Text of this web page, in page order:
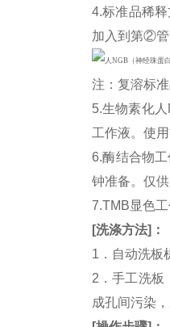
4.标准品稀
加入到第②
注：复溶标
5.生物素化
工作液。使
6.酶结合物
钟准备。仅
7.TMB显色
[洗涤方法] ：
1．自动洗板
2．手工洗板
成孔间污染